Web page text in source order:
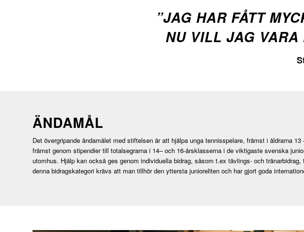
”JAG HAR FÅTT
NU VILL JAG
ÄNDAMÅL
Det övergripande ändamålet med stiftelsen är att hjälpa unga tennisspelare, främst i åldrarna
främst genom stipendier till totalsegrarna i 14– och 16-årsklasserna i de viktigaste svenska
utomhus. Hjälp kan också ges genom individuella bidrag, såsom t.ex tävlings- och
denna bidragskategori krävs att man tillhör den yttersta junioreliten och har gjort goda